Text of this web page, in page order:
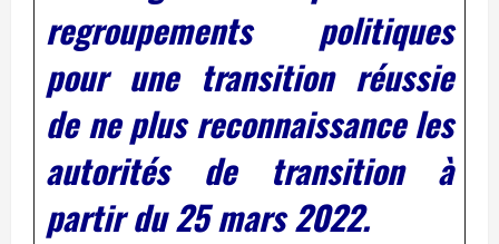
regroupements politiques
pour une transition réussie
de ne plus reconnaissance les
autorités de transition à
partir du 25 mars 2022.